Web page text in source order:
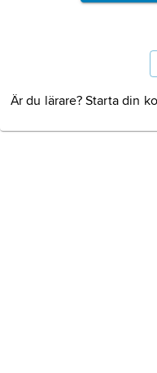
Är du lärare? Starta din